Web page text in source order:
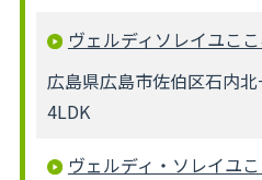
ヴェルディソレイユこ
広島県広島市佐伯区石内
4LDK
ヴェルディ・ソレイユ